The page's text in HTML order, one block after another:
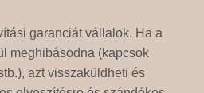
garanciát vállalok. Ha a
meghibásodna (kapcsok
azt visszaküldheti és